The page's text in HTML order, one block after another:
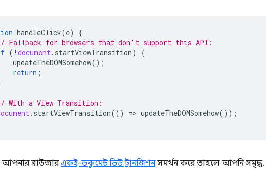
handleClick(e)
{
Fallback for browsers that don't support this API:
( ! document. startViewTransition)
{
updateTheDOMSomehow();
return ;
With a View Transition:
. startViewTransition(() => updateTheDOMSomehow());
আপনার ব্রাউজারএকই-ডকুমেন্ট ভিউ ট্রানজিশনসমর্থন করে তাহলে আপনি সমৃদ্ধ,